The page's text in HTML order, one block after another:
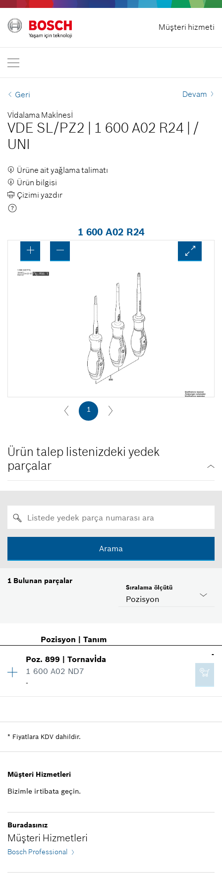
Müşteri hizmeti
Ana sayfa
Bosch Professional
EN | English
Geri Devam
Vİdalama Makİnesİ
VDE SL/PZ2 1 600 A02 R24 /
UNI
Ürüne ait yağlama talimatı
Ürün bilgisi
Çizimi yazdır
1 600 A02 R24
1
Ürün talep listenizdeki yedek
parçalar
Arama
1 Bulunan parçalar
Pozisyon
Sıralama ölçütü
Pozisyon | Tanım
Poz.899 |Tornavİda
1 600 A02 ND7
-
-
Fiyat grubu:-
Yedek parça bilgisi
-
* Fiyatlara KDV dahildir.
Müşteri Hizmetleri
Bizimle irtibata geçin.
Buradasınız
Müşteri Hizmetleri
Bosch Professional